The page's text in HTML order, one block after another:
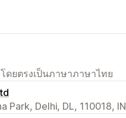
ยตรงเป็นภาษาภาษาไทย
Park, Delhi, DL, 110018, IN